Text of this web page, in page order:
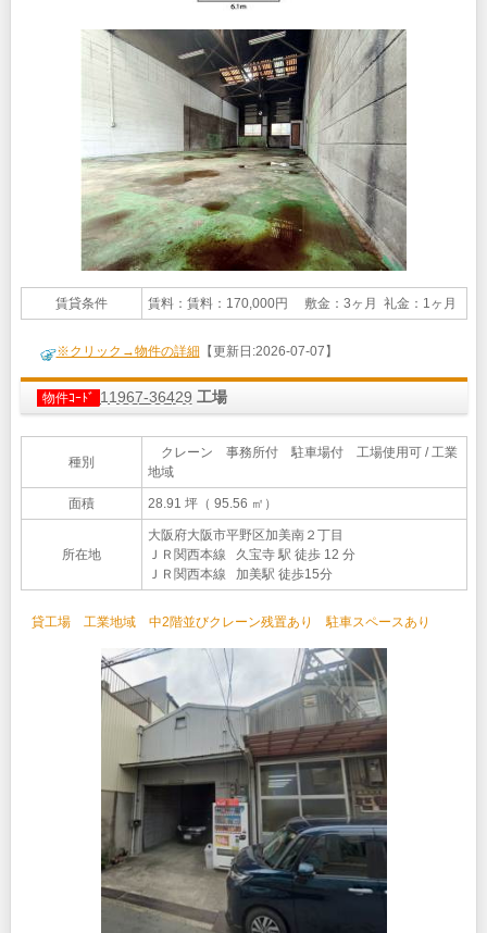
賃貸条件 賃料：賃料：170,000円 敷金：3ヶ月 礼金：1ヶ月
※クリック→物件の詳細 【更新日:2026-07-07】
物件ｺｰﾄﾞ 11967-36429 工場
種別
クレーン 事務所付 駐車場付 工場使用可 / 工業
地域
面積 28.91 坪（ 95.56 ㎡）
所在地
大阪府大阪市平野区加美南２丁目
ＪＲ関西本線 久宝寺 駅 徒歩 12 分
ＪＲ関西本線 加美駅 徒歩15分
貸工場 工業地域 中2階並びクレーン残置あり 駐車スペースあり